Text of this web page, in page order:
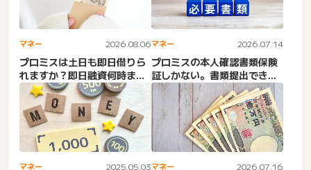
マネー 2026.08.06
プロミスは土日も即日借りら
れますか？即日融資何時ま
で？ プロミスは24時間申
し...
マネー 2026.07.14
プロミスの本人確認書類保険
証しかない。書類提出できな
い。難しい。提出方法。顔
写...
マネー 2025.05.03マネー 2026.07.16